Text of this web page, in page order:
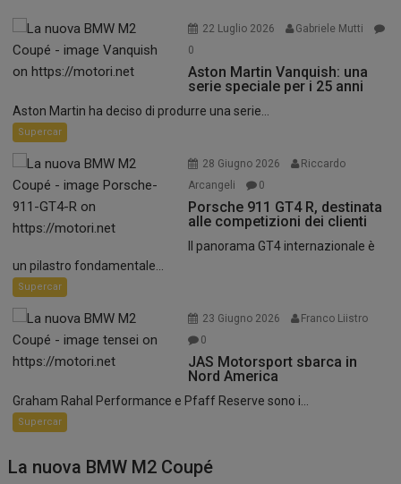
22 Luglio 2026
Gabriele Mutti
0
Aston Martin Vanquish: una
serie speciale per i 25 anni
Aston Martin ha deciso di produrre una serie...
Supercar
28 Giugno 2026
Riccardo
Arcangeli
0
Porsche 911 GT4 R, destinata
alle competizioni dei clienti
Il panorama GT4 internazionale è
un pilastro fondamentale...
Supercar
23 Giugno 2026
Franco Liistro
0
JAS Motorsport sbarca in
Nord America
Graham Rahal Performance e Pfaff Reserve sono i...
Supercar
La nuova BMW M2 Coupé